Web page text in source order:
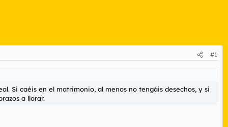
#1
Si caéis en el matrimonio, al menos no tengáis desechos, y si
a llorar.